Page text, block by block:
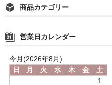
ピーコルドアンと足育
お問合せ
☆お知らせ☆
メディア
商品カテゴリー
営業日カレンダー
今月(2026年8月)
日
月 火 水 木 金
土
1